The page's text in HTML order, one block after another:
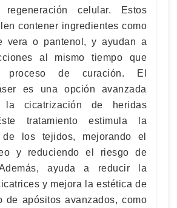
celular. Estos
contener ingredientes como
vera o pantenol, y ayudan a
al mismo tiempo que
proceso de curación. El
es una opción avanzada
la cicatrización de heridas
tratamiento estimula la
de los tejidos, mejorando el
y reduciendo el riesgo de
ayuda a reducir la
y mejora la estética de
de apósitos avanzados, como